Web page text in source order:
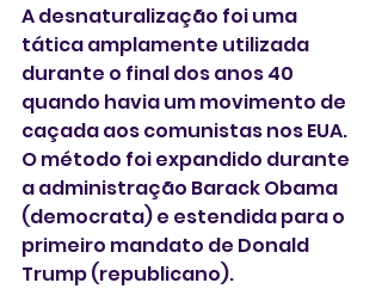
A desnaturalização foi uma
tática amplamente utilizada
durante o final dos anos 40
quando havia um movimento de
caçada aos comunistas nos EUA.
O método foi expandido durante
a administração Barack Obama
(democrata) e estendida para o
primeiro mandato de Donald
Trump (republicano).